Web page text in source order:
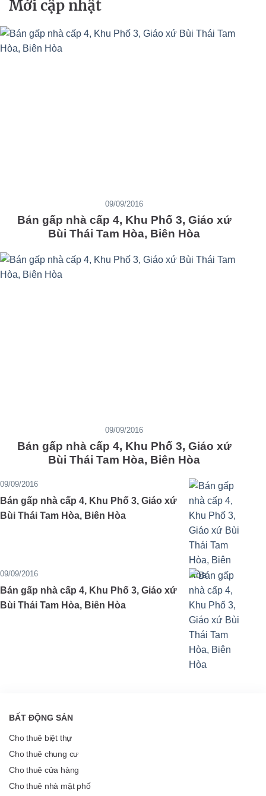
Mới cập nhật
09/09/2016
Bán gấp nhà cấp 4, Khu Phố 3, Giáo xứ
Bùi Thái Tam Hòa, Biên Hòa
09/09/2016
Bán gấp nhà cấp 4, Khu Phố 3, Giáo xứ
Bùi Thái Tam Hòa, Biên Hòa
09/09/2016
Bán gấp nhà cấp 4, Khu Phố 3, Giáo xứ
Bùi Thái Tam Hòa, Biên Hòa
09/09/2016
Bán gấp nhà cấp 4, Khu Phố 3, Giáo xứ
Bùi Thái Tam Hòa, Biên Hòa
BẤT ĐỘNG SẢN
Cho thuê biệt thự
Cho thuê chung cư
Cho thuê cửa hàng
Cho thuê nhà mặt phố